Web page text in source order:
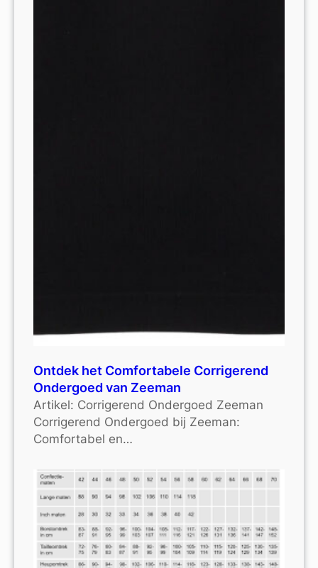
Ontdek het Comfortabele Corrigerend
Ondergoed van Zeeman
Artikel: Corrigerend Ondergoed Zeeman
Corrigerend Ondergoed bij Zeeman:
Comfortabel en…